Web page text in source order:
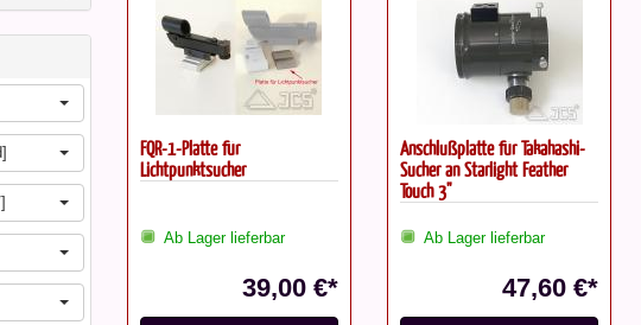
FQR-1-Platte für
Lichtpunktsucher
Ab Lager lieferbar
39,00 €*
Anschlußplatte für Takahashi-
Sucher an Starlight Feather
Touch 3"
Ab Lager lieferbar
47,60 €*